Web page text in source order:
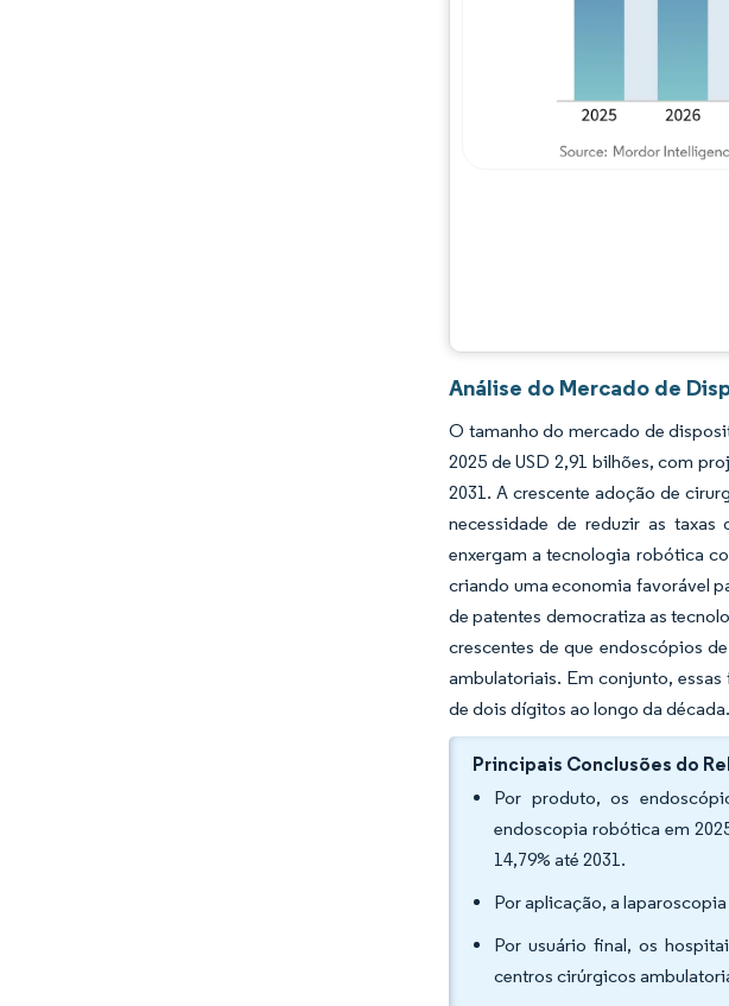
Análise do Mercado de
O tamanho do mercado de
2025 de USD 2,91 bilhões, com
2031. A crescente adoção de
necessidade de reduzir as taxas
enxergam a tecnologia robótica
criando uma economia favorável
de patentes democratiza as
crescentes de que endoscópios
ambulatoriais. Em conjunto,
de dois dígitos ao longo da década.
Principais Conclusões do
Por produto, os
endoscopia robótica em
14,79% até 2031.
Por aplicação, a
Por usuário final, os
centros cirúrgicos